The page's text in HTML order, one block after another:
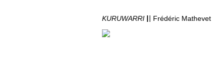
KURUWARRI || Frédéric Mathevet